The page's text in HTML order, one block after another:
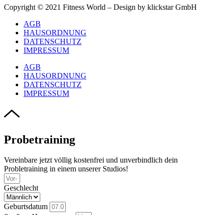
Copyright © 2021 Fitness World – Design by klickstar GmbH
AGB
HAUSORDNUNG
DATENSCHUTZ
IMPRESSUM
AGB
HAUSORDNUNG
DATENSCHUTZ
IMPRESSUM
Probetraining
Vereinbare jetzt völlig kostenfrei und unverbindlich dein
Probletraining in einem unserer Studios!
Geschlecht
Geburtsdatum